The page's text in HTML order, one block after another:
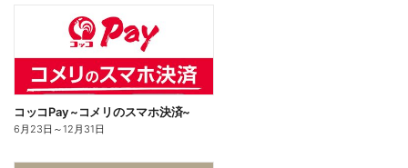
コッコPay ~コメリのスマホ決済~
6月23日 ～12月31日